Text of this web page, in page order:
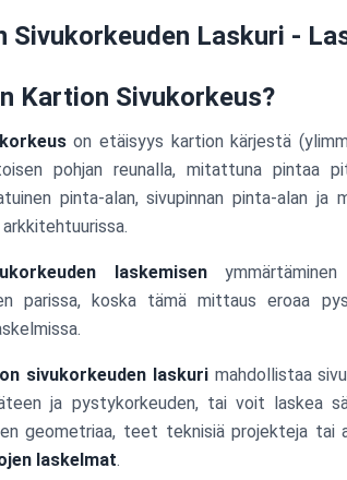
Sivukorkeuden Laskuri -
Kartion Sivukorkeus?
on etäisyys kartion kärjestä
pohjan reunalla, mitattuna pintaa
pinta-alan, sivupinnan pinta-alan ja
laskemisen
parissa, koska tämä mittaus eroaa
sivukorkeuden laskurimahdollistaa
ja pystykorkeuden, tai voit laskea
geometriaa, teet teknisiä projekteja tai
laskelmat.